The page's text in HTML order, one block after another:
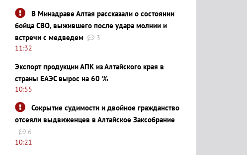
В Минздраве Алтая рассказали о состоянии
бойца СВО, выжившего после удара молнии и
встречи с медведем
3
11:32
Экспорт продукции АПК из Алтайского края в
страны ЕАЭС вырос на 60 %
10:55
Сокрытие судимости и двойное гражданство
отсеяли выдвиженцев в Алтайское Заксобрание
6
10:21